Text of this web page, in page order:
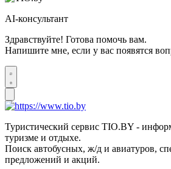
AI-консультант
Здравствуйте! Готова помочь вам.
Напишите мне, если у вас появятся
Туристический сервис TIO.BY -
туризме и отдыхе.
Поиск автобусных, ж/д и авиатуров,
предложений и акций.